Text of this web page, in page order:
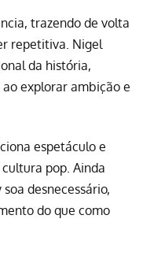
trazendo de volta
repetitiva. Nigel
da história,
explorar ambição e
espetáculo e
pop. Ainda
desnecessário,
do que como